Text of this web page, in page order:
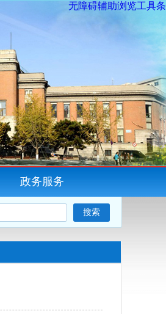
无障碍辅助浏览工具条
政务服务